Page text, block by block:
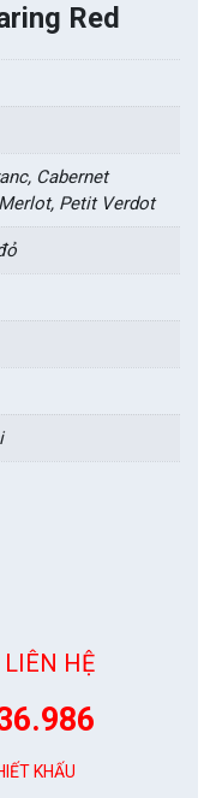
Red
Cabernet
Petit Verdot
HỆ
KHẤU